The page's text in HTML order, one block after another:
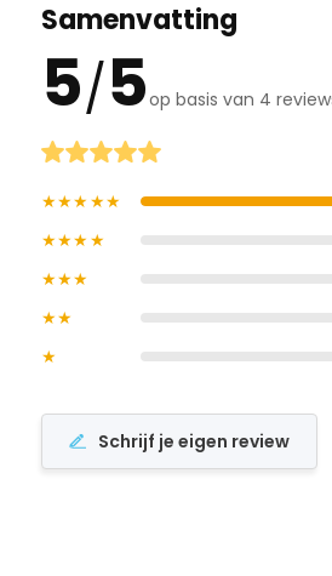
Samenvatting
5/5op basis van 4
★★★★★
★★★★
★★★
★★
★
Schrijf je eigen review